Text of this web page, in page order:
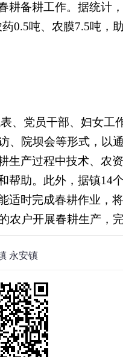
耕备耕工作。据统计
0.5吨、农膜7.5吨，
、党员干部、妇女工
、院坝会等形式，以
生产过程中技术、农
帮助。此外，据镇14
适时完成春耕作业，
农户开展春耕生产，完
永安镇